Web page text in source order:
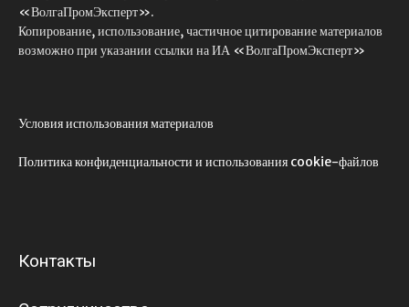
«ВолгаПромЭксперт».
Копирование, использование, частичное цитирование материалов
возможно при указании ссылки на ИА «ВолгаПромЭксперт»
Условия использования материалов
Политика конфиденциальности и использования cookie-файлов
Контакты